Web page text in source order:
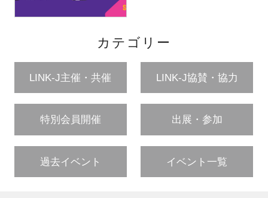
カテゴリー
LINK-J主催・共催 LINK-J協賛・協力
特別会員開催 出展・参加
過去イベント イベント一覧